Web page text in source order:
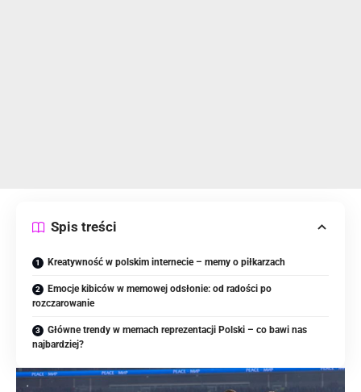
Spis treści
Kreatywność w polskim internecie – memy o piłkarzach
Emocje kibiców w memowej odsłonie: od radości po
rozczarowanie
Główne trendy w memach reprezentacji Polski – co bawi nas
najbardziej?